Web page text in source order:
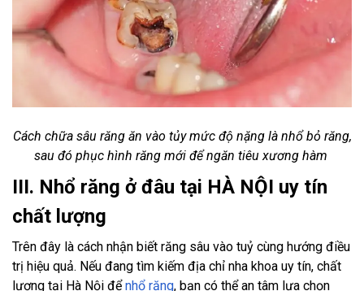
Cách chữa sâu răng ăn vào tủy mức độ nặng là nhổ bỏ răng,
sau đó phục hình răng mới để ngăn tiêu xương hàm
III. Nhổ răng ở đâu tại HÀ NỘI uy tín
chất lượng
Trên đây là cách nhận biết răng sâu vào tuỷ cùng hướng điều
trị hiệu quả. Nếu đang tìm kiếm địa chỉ nha khoa uy tín, chất
lượng tại Hà Nội đểnhổ răng, bạn có thể an tâm lựa chọn